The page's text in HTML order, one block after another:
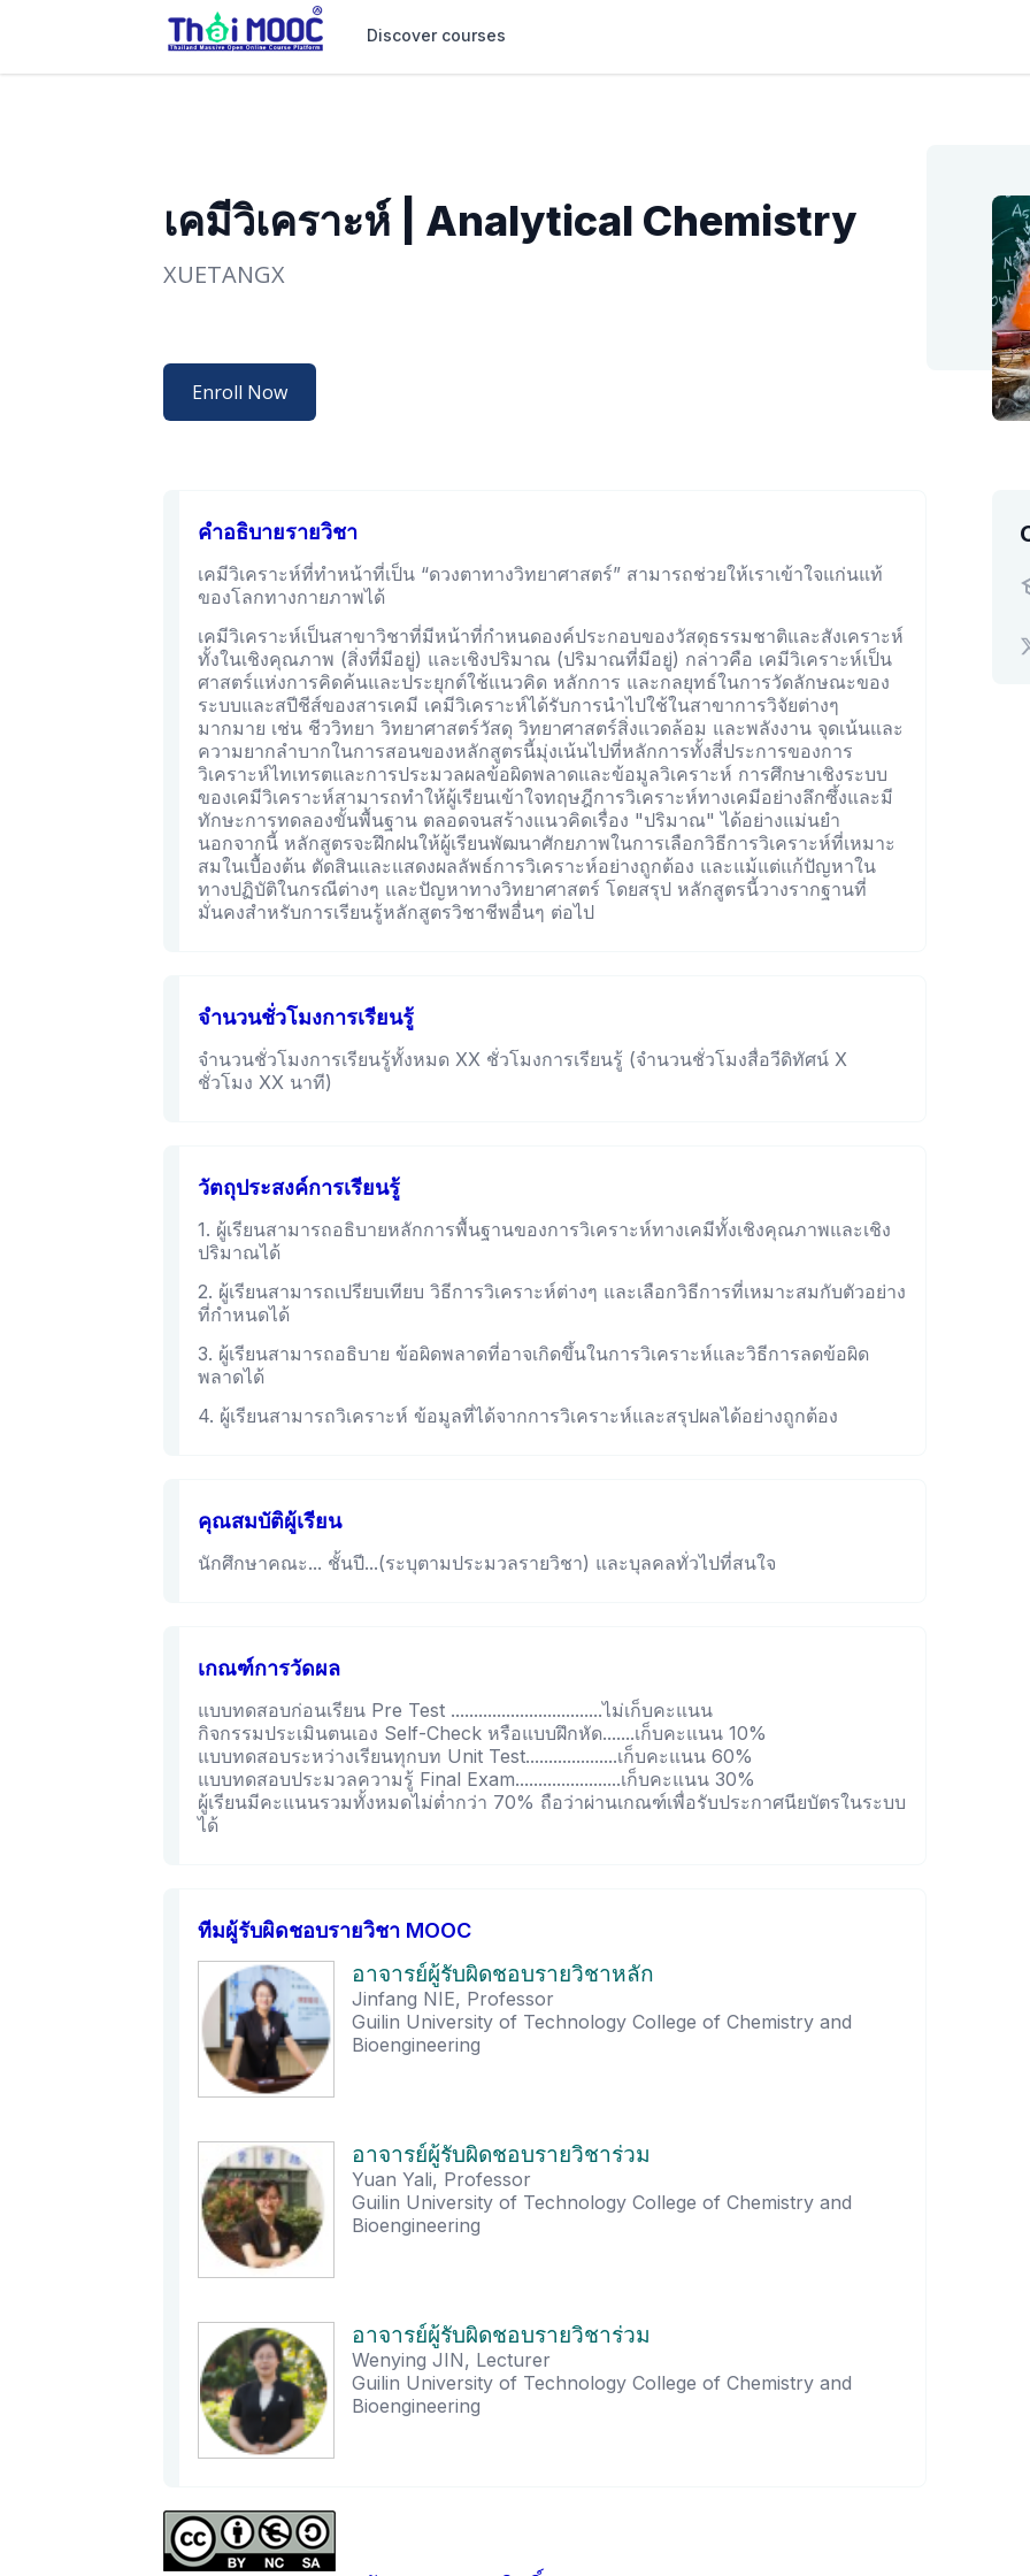
Discover courses
เคมีวิเคราะห์ | Analytical Chemistry
XUETANGX
Enroll Now
คำอธิบายรายวิชา
เคมีวิเคราะห์ที่ทำหน้าที่เป็น “ดวงตาทางวิทยาศาสตร์” สามารถช่วยให้เราเข้าใจแก่นแท้
ของโลกทางกายภาพได้
เคมีวิเคราะห์เป็นสาขาวิชาที่มีหน้าที่กำหนดองค์ประกอบของวัสดุธรรมชาติและสังเคราะห์
ทั้งในเชิงคุณภาพ (สิ่งที่มีอยู่) และเชิงปริมาณ (ปริมาณที่มีอยู่) กล่าวคือ เคมีวิเคราะห์เป็น
ศาสตร์แห่งการคิดค้นและประยุกต์ใช้แนวคิด หลักการ และกลยุทธ์ในการวัดลักษณะของ
ระบบและสปีชีส์ของสารเคมี เคมีวิเคราะห์ได้รับการนำไปใช้ในสาขาการวิจัยต่างๆ
มากมาย เช่น ชีววิทยา วิทยาศาสตร์วัสดุ วิทยาศาสตร์สิ่งแวดล้อม และพลังงาน จุดเน้นและ
ความยากลำบากในการสอนของหลักสูตรนี้มุ่งเน้นไปที่หลักการทั้งสี่ประการของการ
วิเคราะห์ไทเทรตและการประมวลผลข้อผิดพลาดและข้อมูลวิเคราะห์ การศึกษาเชิงระบบ
ของเคมีวิเคราะห์สามารถทำให้ผู้เรียนเข้าใจทฤษฎีการวิเคราะห์ทางเคมีอย่างลึกซึ้งและมี
ทักษะการทดลองขั้นพื้นฐาน ตลอดจนสร้างแนวคิดเรื่อง "ปริมาณ" ได้อย่างแม่นยำ
นอกจากนี้ หลักสูตรจะฝึกฝนให้ผู้เรียนพัฒนาศักยภาพในการเลือกวิธีการวิเคราะห์ที่เหมาะ
สมในเบื้องต้น ตัดสินและแสดงผลลัพธ์การวิเคราะห์อย่างถูกต้อง และแม้แต่แก้ปัญหาใน
ทางปฏิบัติในกรณีต่างๆ และปัญหาทางวิทยาศาสตร์ โดยสรุป หลักสูตรนี้วางรากฐานที่
มั่นคงสำหรับการเรียนรู้หลักสูตรวิชาชีพอื่นๆ ต่อไป
จำนวนชั่วโมงการเรียนรู้
จำนวนชั่วโมงการเรียนรู้ทั้งหมด XX ชั่วโมงการเรียนรู้ (จำนวนชั่วโมงสื่อวีดิทัศน์ X
ชั่วโมง XX นาที)
วัตถุประสงค์การเรียนรู้
1. ผู้เรียนสามารถอธิบายหลักการพื้นฐานของการวิเคราะห์ทางเคมีทั้งเชิงคุณภาพและเชิง
ปริมาณได้
2. ผู้เรียนสามารถเปรียบเทียบ วิธีการวิเคราะห์ต่างๆ และเลือกวิธีการที่เหมาะสมกับตัวอย่าง
ที่กำหนดได้
3. ผู้เรียนสามารถอธิบาย ข้อผิดพลาดที่อาจเกิดขึ้นในการวิเคราะห์และวิธีการลดข้อผิด
พลาดได้
4. ผู้เรียนสามารถวิเคราะห์ ข้อมูลที่ได้จากการวิเคราะห์และสรุปผลได้อย่างถูกต้อง
คุณสมบัติผู้เรียน
นักศึกษาคณะ... ชั้นปี...(ระบุตามประมวลรายวิชา) และบุลคลทั่วไปที่สนใจ
เกณฑ์การวัดผล
แบบทดสอบก่อนเรียน Pre Test .................................ไม่เก็บคะแนน
กิจกรรมประเมินตนเอง Self-Check หรือแบบฝึกหัด.......เก็บคะแนน 10%
แบบทดสอบระหว่างเรียนทุกบท Unit Test....................เก็บคะแนน 60%
แบบทดสอบประมวลความรู้ Final Exam.......................เก็บคะแนน 30%
ผู้เรียนมีคะแนนรวมทั้งหมดไม่ต่ำกว่า 70% ถือว่าผ่านเกณฑ์เพื่อรับประกาศนียบัตรในระบบ
ได้
ทีมผู้รับผิดชอบรายวิชา MOOC
อาจารย์ผู้รับผิดชอบรายวิชาหลัก
Jinfang NIE, Professor
Guilin University of Technology College of Chemistry and
Bioengineering
อาจารย์ผู้รับผิดชอบรายวิชาร่วม
Yuan Yali, Professor
Guilin University of Technology College of Chemistry and
Bioengineering
อาจารย์ผู้รับผิดชอบรายวิชาร่วม
Wenying JIN, Lecturer
Guilin University of Technology College of Chemistry and
Bioengineering